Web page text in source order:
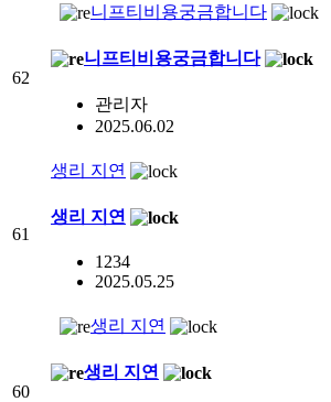
62
니프티비용궁금합니다
니프티비용궁금합니다
관리자
2025.06.02
61
생리 지연
생리 지연
1234
2025.05.25
60
생리 지연
생리 지연